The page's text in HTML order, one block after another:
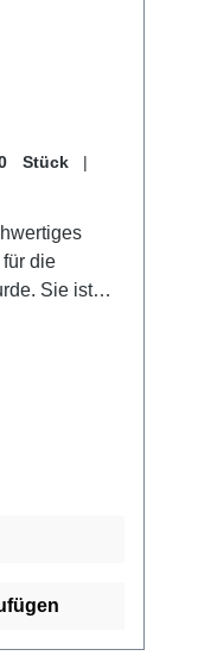
Stück |
die
Sie ist
für eine
flexible
schützt vor